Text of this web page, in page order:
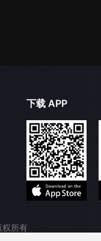
下载 APP
权所有